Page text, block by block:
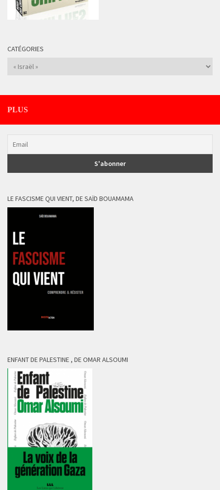
CATÉGORIES
Catégories
PLUS
LE FASCISME QUI VIENT, DE SAÏD BOUAMAMA
ENFANT DE PALESTINE , DE OMAR ALSOUMI